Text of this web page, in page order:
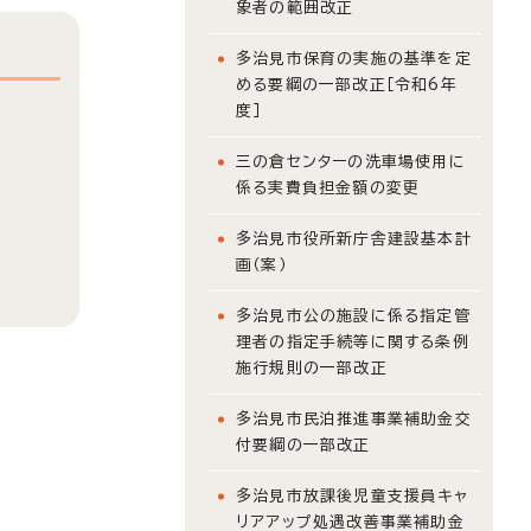
象者の範囲改正
多治見市保育の実施の基準を定
める要綱の一部改正［令和6年
度］
三の倉センターの洗車場使用に
係る実費負担金額の変更
多治見市役所新庁舎建設基本計
画（案）
多治見市公の施設に係る指定管
理者の指定手続等に関する条例
施行規則の一部改正
多治見市民泊推進事業補助金交
付要綱の一部改正
多治見市放課後児童支援員キャ
リアアップ処遇改善事業補助金